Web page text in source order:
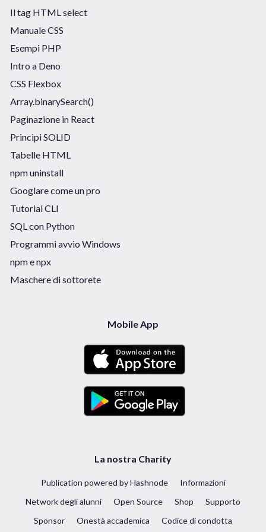
Il tag HTML select
Manuale CSS
Esempi PHP
Intro a Deno
CSS Flexbox
Array.binarySearch()
Paginazione in React
Principi SOLID
Tabelle HTML
npm uninstall
Googlare come un pro
Tutorial CLI
SQL con Python
Programmi avvio Windows
npm e npx
Maschere di sottorete
Mobile App
La nostra Charity
Publication powered by Hashnode
Informazioni
Network degli alunni
Open Source Shop
Supporto
Sponsor
Onestà accademica Codice di condotta